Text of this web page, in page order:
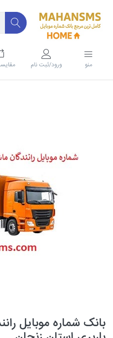
منو ورود/ثبت نام
بانک شماره موبایل